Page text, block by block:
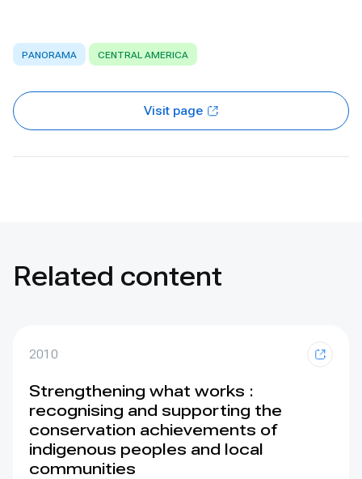
PANORAMA CENTRAL AMERICA
Visit page
Related content
2010
Strengthening what works :
recognising and supporting the
conservation achievements of
indigenous peoples and local
communities